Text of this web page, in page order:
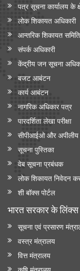
पत्र सूचना कार्यालय के
लोक शिकायत अधिकारी
आन्‍तरिक शिकायत
संपर्क अधिकारी
केंद्रीय जन सूचना
बजट आबंटन
कार्य आबंटन
नागरिक अधिकार पत्र
पारदर्शिता लेखा परीक्षा
सीपीआईओ और अपी‍लीय
सूचना पुस्तिका
वेब सूचना प्रबंधक
लोक शिकायत निवेदन
शी बॉक्स पोर्टल
भारत सरकार के लिंक्‍स
सूचना एवं प्रसारण
वस्त्र मंत्रालय
वित्त मंत्रालय